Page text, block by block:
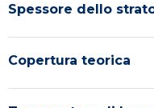
Spessore dello
Copertura teorica